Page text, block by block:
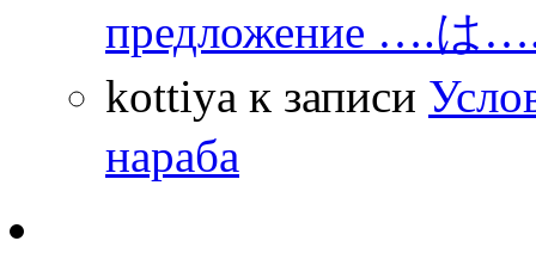
предложение ….は
kottiya к записи
нараба